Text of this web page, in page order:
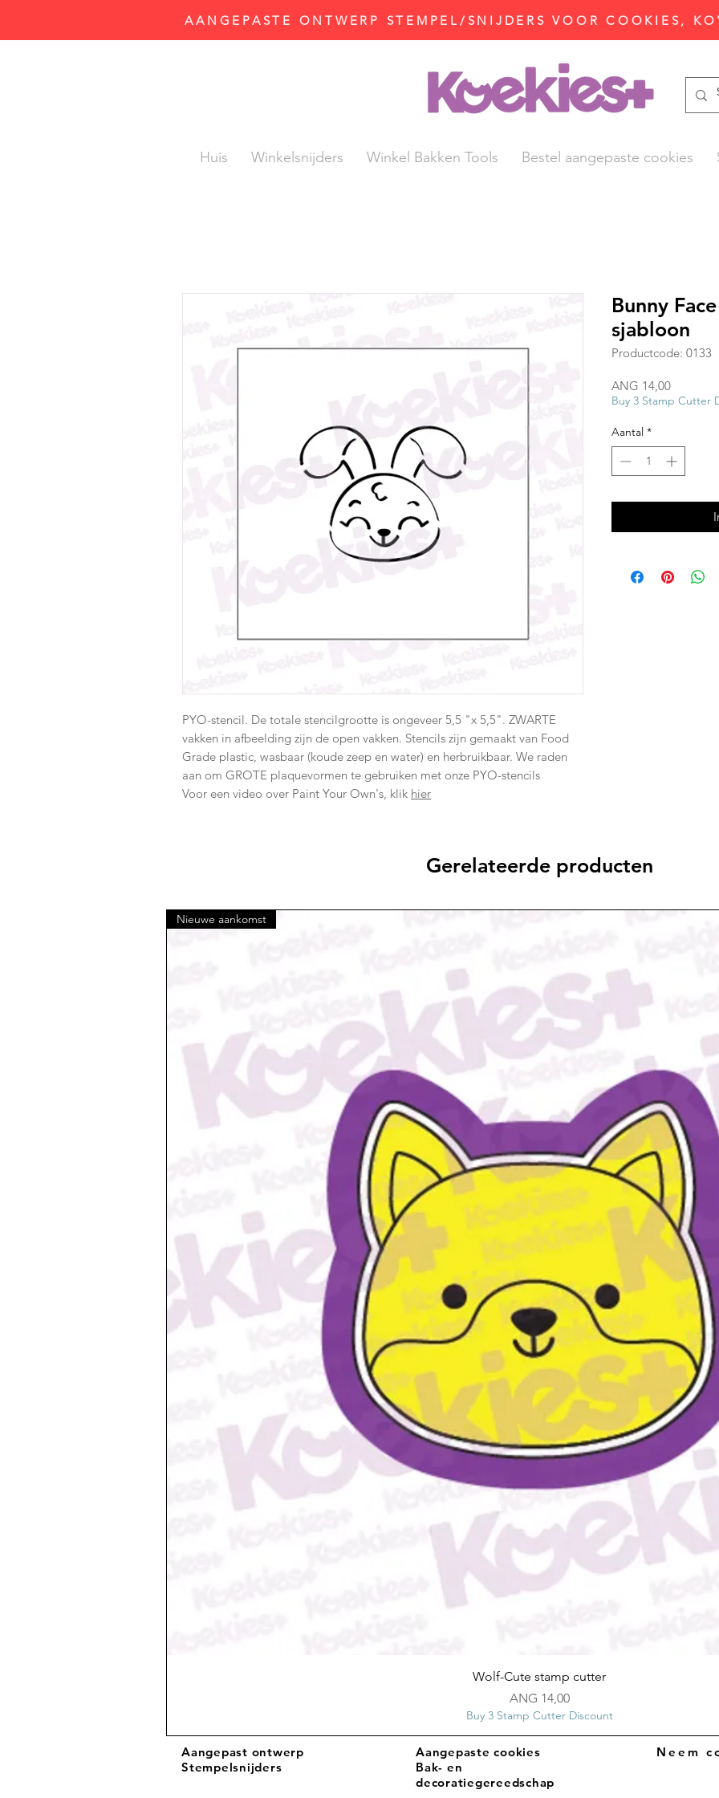
AANGEPASTE ONTWERP STEMPEL/SNIJDERS VOOR COOKIES,
Huis Winkelsnijders Winkel Bakken Tools Bestel aangepaste cookies
PYO-stencil. De totale stencilgrootte is ongeveer 5,5 "x 5,5". ZWARTE
vakken in afbeelding zijn de open vakken. Stencils zijn gemaakt van Food
Grade plastic, wasbaar (koude zeep en water) en herbruikbaar. We raden
aan om GROTE plaquevormen te gebruiken met onze PYO-stencils
Voor een video over Paint Your Own's, klik hier
Bunny
sjabloon
Productcode: 0133
ANG 14,00Prijs
Buy 3 Stamp Cutter
Aantal *
Gerelateerde producten
Snel overzicht
Nieuwe aankomst
Wolf-Cute stamp cutter
Prijs
ANG 14,00
Buy 3 Stamp Cutter Discount
Aangepast ontwerp
Stempelsnijders
Aangepaste cookies
Bak- en
decoratiegereedschap
Neem